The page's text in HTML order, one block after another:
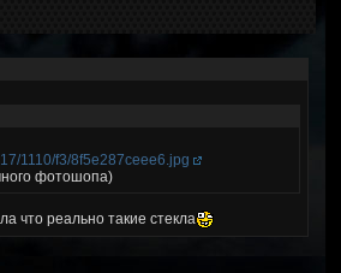
1110/f3/8f5e287ceee6.jpg
фотошопа)
что реально такие стекла